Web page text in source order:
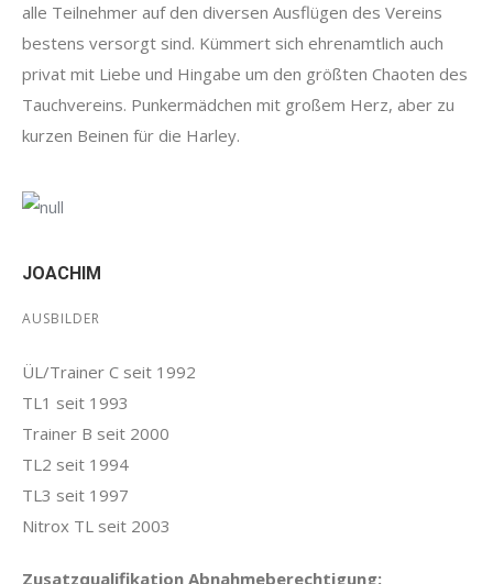
alle Teilnehmer auf den diversen Ausflügen des Vereins
bestens versorgt sind. Kümmert sich ehrenamtlich auch
privat mit Liebe und Hingabe um den größten Chaoten des
Tauchvereins. Punkermädchen mit großem Herz, aber zu
kurzen Beinen für die Harley.
JOACHIM
AUSBILDER
ÜL/Trainer C seit 1992
TL1 seit 1993
Trainer B seit 2000
TL2 seit 1994
TL3 seit 1997
Nitrox TL seit 2003
Zusatzqualifikation Abnahmeberechtigung: